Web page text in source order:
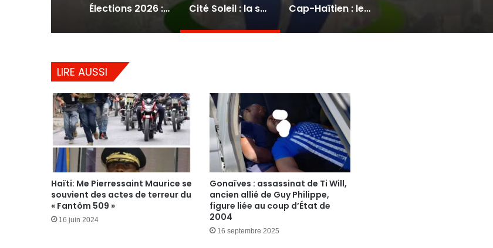
Élections 2026 : le gouvernement lance le processus, mais où siégeront les futurs parlementaires ? Cité Soleil : la société civile lance un cri d’alarme face à une situation jugée “hors de contrôle” Cap-Haïtien : le président de la Fédération des Barreaux d’Haïti blessé par balles, vive émotion dans le milieu judiciaire
LIRE AUSSI
Haïti: Me Pierressaint Maurice se
souvient des actes de terreur du
« Fantôm 509 »
16 juin 2024
Gonaïves : assassinat de Ti Will,
ancien allié de Guy Philippe,
figure liée au coup d’État de
2004
16 septembre 2025